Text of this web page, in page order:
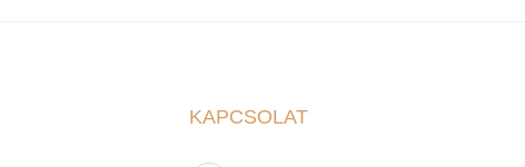
KAPCSOLAT